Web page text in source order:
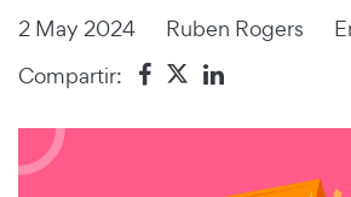
2 May 2024 Ruben Rogers
Compartir: